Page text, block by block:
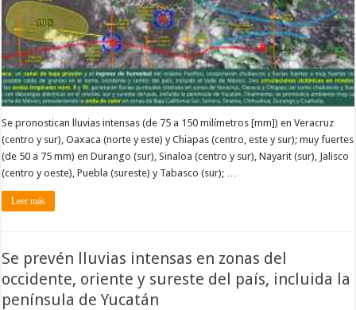
Se pronostican lluvias intensas (de 75 a 150 milímetros [mm]) en Veracruz
(centro y sur), Oaxaca (norte y este) y Chiapas (centro, este y sur); muy fuertes
(de 50 a 75 mm) en Durango (sur), Sinaloa (centro y sur), Nayarit (sur), Jalisco
(centro y oeste), Puebla (sureste) y Tabasco (sur); …
Leer más
Se prevén lluvias intensas en zonas del
occidente, oriente y sureste del país, incluida la
península de Yucatán